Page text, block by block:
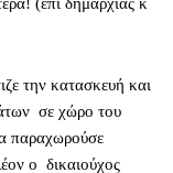
την κατασκευή και
σε χώρο του
παραχωρούσε
ο δικαιούχος